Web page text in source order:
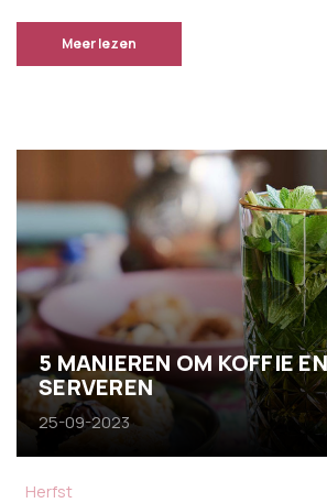
Meer lezen
5 MANIEREN OM KOFFIE
SERVEREN
25-09-2023
Herfst